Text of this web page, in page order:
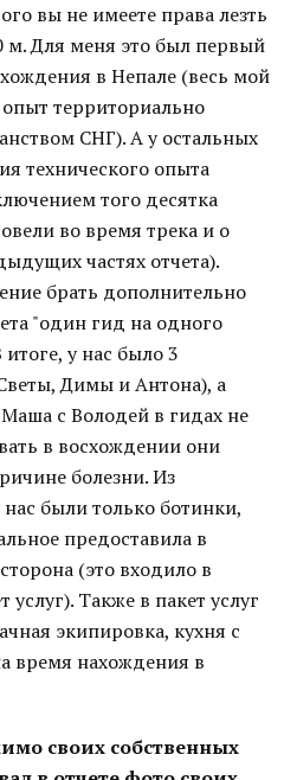
вы не имеете права лезть
Для меня это был первый
в Непале (весь мой
территориально
СНГ). А у остальных
технического опыта
того десятка
во время трека и о
частях отчета).
брать дополнительно
"один гид на одного
у нас было 3
Димы и Антона), а
с Володей в гидах не
в восхождении они
болезни. Из
были только ботинки,
предоставила в
(это входило в
Также в пакет услуг
экипировка, кухня с
время нахождения в
своих собственных